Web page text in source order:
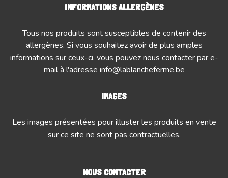
INFORMATIONS ALLERGÈNES
Tous nos produits sont susceptibles de contenir des
allergènes. Si vous souhaitez avoir de plus amples
informations sur ceux-ci, vous pouvez nous contacter par e-
mail à l'adresse info@lablancheferme.be
IMAGES
Les images présentées pour illuster les produits en vente
sur ce site ne sont pas contractuelles.
NOUS CONTACTER